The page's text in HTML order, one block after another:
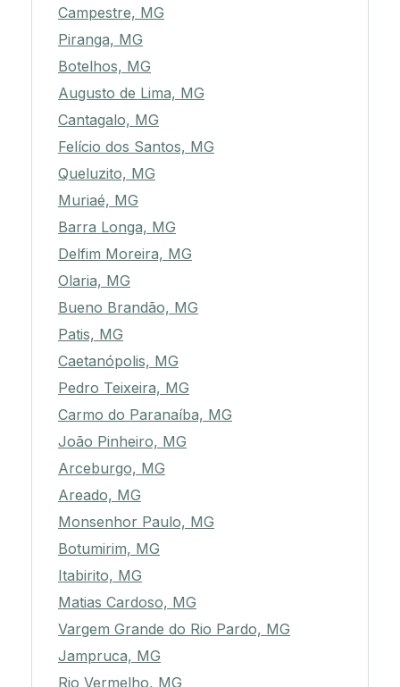
Campestre, MG
Piranga, MG
Botelhos, MG
Augusto de Lima, MG
Cantagalo, MG
Felício dos Santos, MG
Queluzito, MG
Muriaé, MG
Barra Longa, MG
Delfim Moreira, MG
Olaria, MG
Bueno Brandão, MG
Patis, MG
Caetanópolis, MG
Pedro Teixeira, MG
Carmo do Paranaíba, MG
João Pinheiro, MG
Arceburgo, MG
Areado, MG
Monsenhor Paulo, MG
Botumirim, MG
Itabirito, MG
Matias Cardoso, MG
Vargem Grande do Rio Pardo, MG
Jampruca, MG
Rio Vermelho, MG